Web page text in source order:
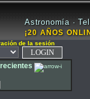
Astronomía ·
¡20 AÑOS
de la sesión
|